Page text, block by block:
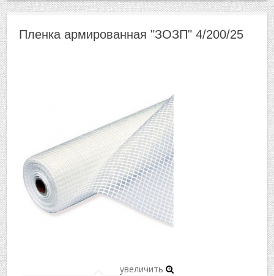
Пленка армированная "ЗОЗП" 4/200/25
увеличить